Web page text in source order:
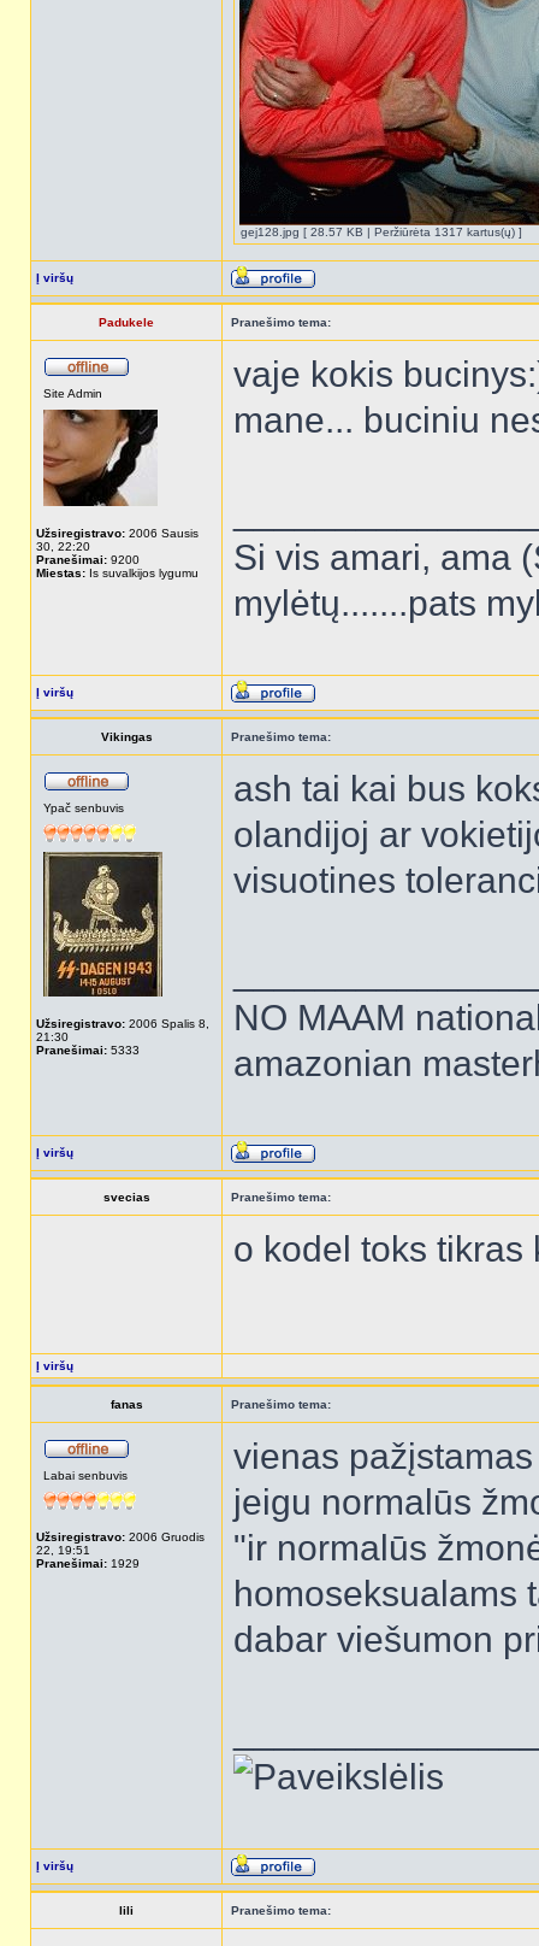
gej128.jpg [ 28.57 KB | Peržiūrėta 1317 kartus(ų) ]
Į viršų
Padukele Pranešimo tema:
Site Admin
Užsiregistravo: 2006 Sausis
30, 22:20
Pranešimai: 9200
Miestas: Is suvalkijos lygumu
vaje kokis
mane... buciniu
Si vis amari, ama
mylėtų.......pats
Į viršų
Vikingas Pranešimo tema:
Ypač senbuvis
Užsiregistravo: 2006 Spalis 8,
21:30
Pranešimai: 5333
ash tai kai bus
olandijoj ar
visuotines
NO MAAM
amazonian
Į viršų
svecias Pranešimo tema:
o kodel toks tikras
Į viršų
fanas Pranešimo tema:
Labai senbuvis
Užsiregistravo: 2006 Gruodis
22, 19:51
Pranešimai: 1929
vienas
jeigu normalūs
"ir normalūs
homoseksualams
dabar viešumon
Į viršų
lili Pranešimo tema: